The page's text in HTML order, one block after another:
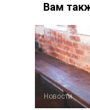
Вам
Новости